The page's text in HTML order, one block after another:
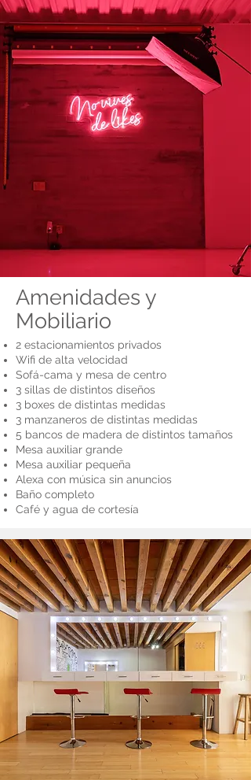
Amenidades y
Mobiliario
2 estacionamientos privados
Wifi de alta velocidad
Sofá-cama y mesa de centro
3 sillas de distintos diseños
3 boxes de distintas medidas
3 manzaneros de distintas medidas
5 bancos de madera de distintos tamaños
Mesa auxiliar grande
Mesa auxiliar pequeña
Alexa con música sin anuncios
Baño completo
Café y agua de cortesía